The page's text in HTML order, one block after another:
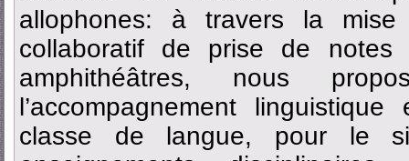
allophones: à travers la
collaboratif de prise de notes
amphithéâtres, nous
l’accompagnement
classe de langue, pour le